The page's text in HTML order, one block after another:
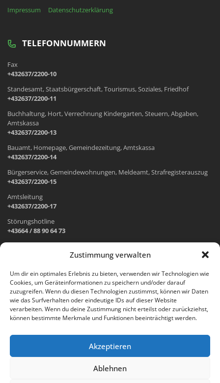
Zustimmung verwalten
Um dir ein optimales Erlebnis zu bieten, verwenden wir Technologien wie
Cookies, um Geräteinformationen zu speichern und/oder darauf
zuzugreifen. Wenn du diesen Technologien zustimmst, können wir Daten
wie das Surfverhalten oder eindeutige IDs auf dieser Website
verarbeiten. Wenn du deine Zustimmung nicht erteilst oder zurückziehst,
können bestimmte Merkmale und Funktionen beeinträchtigt werden.
Akzeptieren
Ablehnen
Impressum
Datenschutzerklärung
TELEFONNUMMERN
Fax
+432637/2200-10
Standesamt, Staatsbürgerschaft, Tourismus, Soziales, Friedhof
+432637/2200-11
Buchhaltung, Hort, Verrechnung Kindergarten, Steuern, Abgaben,
Amtskassa
+432637/2200-13
Bauamt, Homepage, Gemeindezeitung, Amtskassa
+432637/2200-14
Bürgerservice, Gemeindewohnungen, Meldeamt, Strafregisterauszug
+432637/2200-15
Amtsleitung
+432637/2200-17
Störungshotline
+43664 / 88 90 64 73
Wr. Neustädter Straße 1
2733 Grünbach am Schneeberg
Öffnungszeiten Gemeindeamt:
Montag: 8.00 – 12.00 Uhr und 14.00 – 18.00 Uhr
Freitag: 8.00 – 12.00 Uhr
Email: